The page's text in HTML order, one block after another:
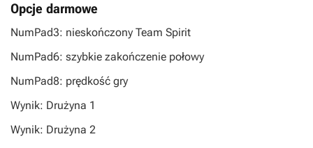
Opcje darmowe
NumPad3: nieskończony Team Spirit
NumPad6: szybkie zakończenie połowy
NumPad8: prędkość gry
Wynik: Drużyna 1
Wynik: Drużyna 2